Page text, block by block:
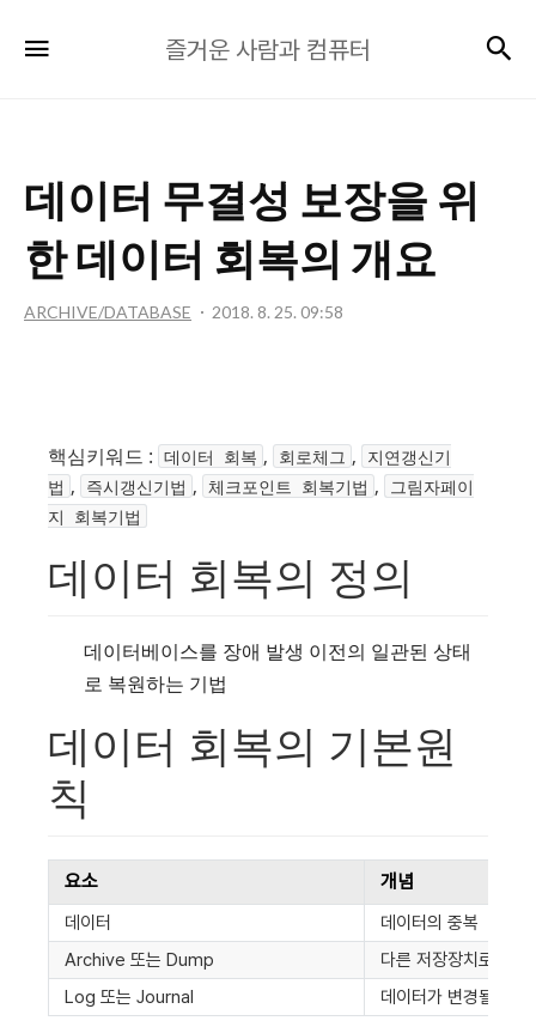
거
과
컴
퓨
터
즐거운 사람과 컴퓨터
데이터 무결성 보장을 위
한 데이터 회복의 개요
ARCHIVE/DATABASE 2018. 8. 25. 09:58
핵심키워드 : 데이터 회복 , 회로체그 ,
지연갱신기
법 , 즉시갱신기법 , 체크포인트 회복기법 ,
그림자페이
지 회복기법
데이터 회복의 정의
데이터베이스를 장애 발생 이전의 일관된 상태
로 복원하는 기법
데이터 회복의 기본원
칙
요소 개념
데이터
데이터의 중복
Archive 또는 Dump
다른 저장장치로 자
Log 또는 Journal
데이터가 변경될때마